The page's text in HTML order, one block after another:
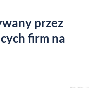
przez
firm na